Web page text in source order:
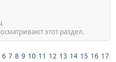
этот раздел.
6 7 8 9 10 11 12 13 14 15 16 17